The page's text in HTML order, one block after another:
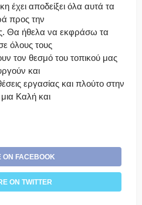
έχει αποδείξει όλα αυτά τα
προς την
Θα ήθελα να εκφράσω τα
όλους τους
τον θεσμό του τοπικού μας
και
εργασίας και πλούτο στην
Καλή και
ON FACEBOOK
ON TWITTER